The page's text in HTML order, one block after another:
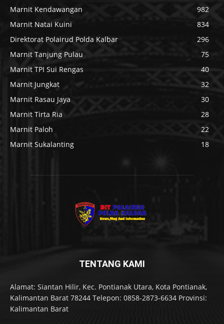
Marnit Kendawangan
982
Marnit Natai Kuini
834
Direktorat Polairud Polda Kalbar
296
Marnit Tanjung Pulau
75
Marnit TPI Sui Rengas
40
Marnit Jungkat
32
Marnit Rasau Jaya
30
Marnit Tirta Ria
28
Marnit Paloh
22
Marnit Sukalanting
18
TENTANG KAMI
Alamat: Siantan Hilir, Kec. Pontianak Utara, Kota Pontianak,
Kalimantan Barat 78244 Telepon: 0858-2873-6634 Provinsi:
Kalimantan Barat